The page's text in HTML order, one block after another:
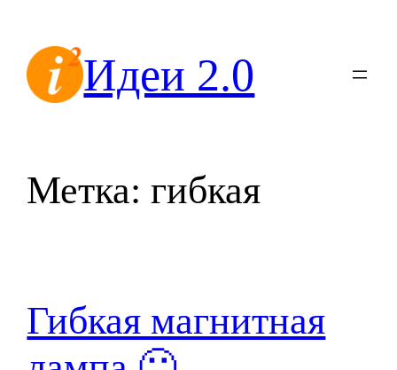
содержимомуИдеи 2.0
Метка:гибкая
Гибкая магнитная